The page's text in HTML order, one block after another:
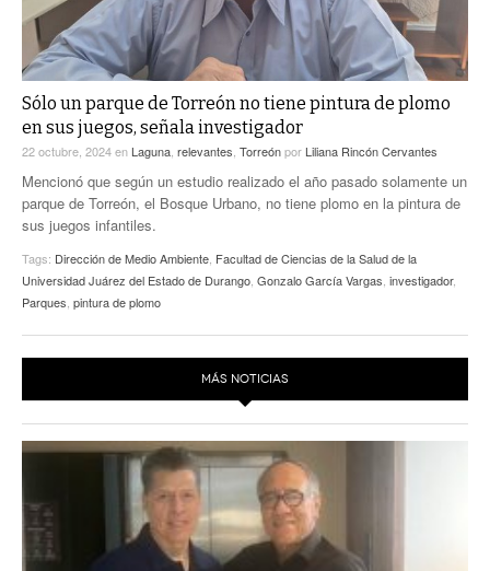
TRAYECTO LAGUNA
A MEDIA MAÑANA
A TODA LEY
ENTRE LAGUNEROS
TWEETS AND BEATS
LA MEJOR 97.1 ESTÉREO GALLITO
ACTUALIDADES GREM
PULSO
LA MEJOR INFORMACIÓN
Sólo un parque de Torreón no tiene pintura de plomo
en sus juegos, señala investigador
22 octubre, 2024en Laguna relevantes Torreónpor Liliana Rincón Cervantes
Mencionó que según un estudio realizado el año pasado solamente un
parque de Torreón, el Bosque Urbano, no tiene plomo en la pintura de
sus juegos infantiles.
Tags: Dirección de Medio Ambiente Facultad de Ciencias de la Salud de la
Universidad Juárez del Estado de Durango Gonzalo García Vargas investigador,
Parques pintura de plomo
MÁS NOTICIAS